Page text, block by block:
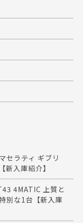
セラティ ギブリ
新入庫紹介】
4MATIC 上質と
別な1台【新入庫